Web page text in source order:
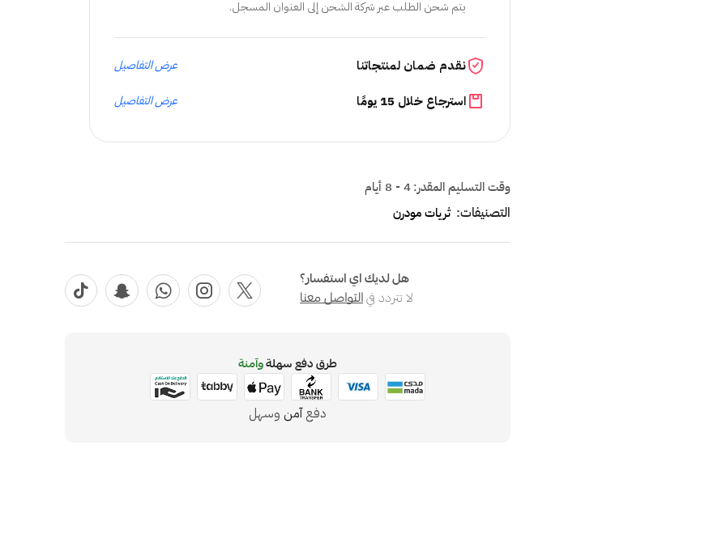
يتم شحن الطلب عبر شركة الشحن إلى العنوان المسجل.
نقدم ضمان لمنتجاتنا عرض التفاصيل
استرجاع خلال 15 يومًا عرض التفاصيل
وقت التسليم المقدر:4 - 8 أيام
التصنيفات: ثريات مودرن
هل لديك اي استفسار؟
لا تتردد فيالتواصل معنا
طرق دفع سهلةوآمنة
دفعآمنوسهل